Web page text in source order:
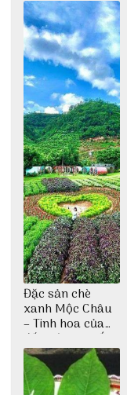
Đặc sản chè
xanh Mộc Châu
– Tinh hoa của
đất trời Tây Bắc